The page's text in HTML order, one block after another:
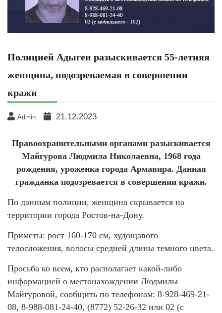
Полицией Адыгеи разыскивается 55-летняя
женщина, подозреваемая в совершении
кражи
Admin 21.12.2023
Правоохранительными органами разыскивается
Майгурова Людмила Николаевна, 1968 года
рождения, уроженка города Армавира. Данная
гражданка подозревается в совершении кражи.
По данным полиции, женщина скрывается на
территории города Ростов-на-Дону.
Приметы: рост 160-170 см, худощавого
телосложения, волосы средней длины темного цвета.
Просьба ко всем, кто располагает какой-либо
информацией о местонахождении Людмилы
Майгуровой, сообщить по телефонам: 8-928-469-21-
08, 8-988-081-24-40, (8772) 52-26-32 или 02 (с